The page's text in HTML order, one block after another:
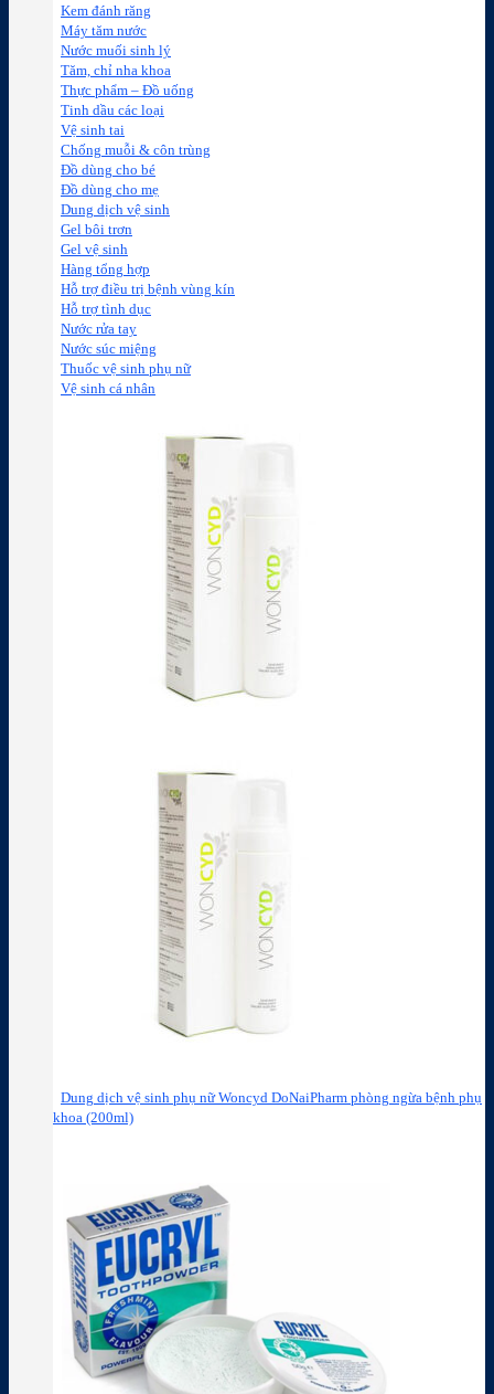
Kem đánh răng
Máy tăm nước
Nước muối sinh lý
Tăm, chỉ nha khoa
Thực phẩm – Đồ uống
Tinh dầu các loại
Vệ sinh tai
Chống muỗi & côn trùng
Đồ dùng cho bé
Đồ dùng cho mẹ
Dung dịch vệ sinh
Gel bôi trơn
Gel vệ sinh
Hàng tổng hợp
Hỗ trợ điều trị bệnh vùng kín
Hỗ trợ tình dục
Nước rửa tay
Nước súc miệng
Thuốc vệ sinh phụ nữ
Vệ sinh cá nhân
Dung dịch vệ sinh phụ nữ Woncyd DoNaiPharm phòng ngừa bệnh phụ
khoa (200ml)